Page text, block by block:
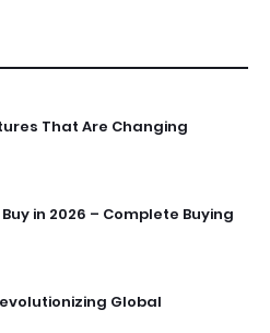
That Are Changing
in 2026 – Complete Buying
Global